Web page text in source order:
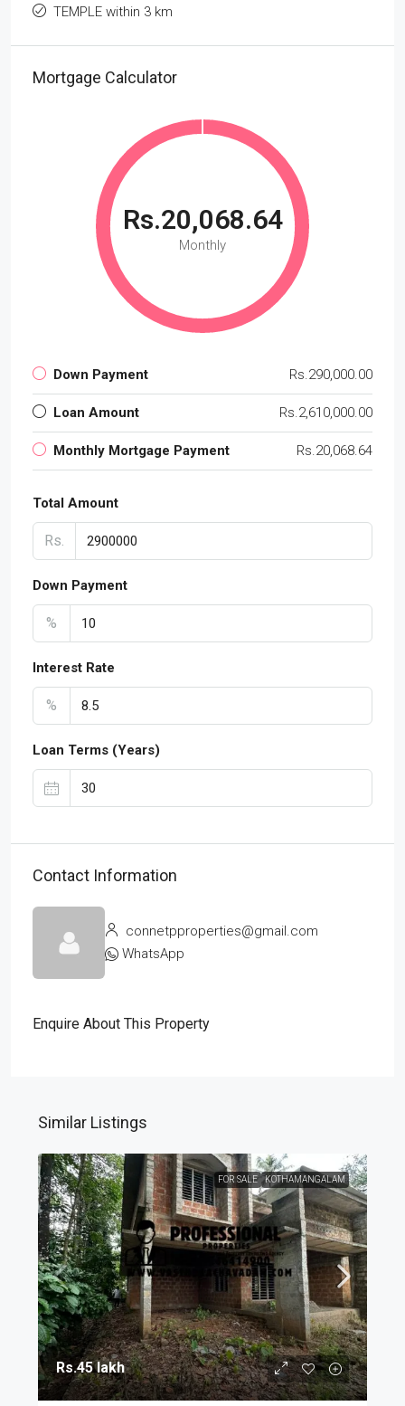
TEMPLE within 3 km
Mortgage Calculator
Rs.20,068.64
Monthly
Down Payment Rs.290,000.00
Loan Amount Rs.2,610,000.00
Monthly Mortgage Payment Rs.20,068.64
Total Amount
Rs.
Down Payment
%
Interest Rate
%
Loan Terms (Years)
Contact Information
connetpproperties@gmail.com
WhatsApp
Enquire About This Property
Similar Listings
FOR SALE KOTHAMANGALAM
Rs.45 lakh